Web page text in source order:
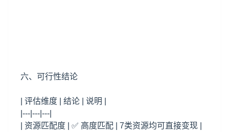
六、可行性结论
| 评估维度 | 结论 | 说明 |
|---|---|---|
| 资源匹配度 | ✅ 高度匹配 | 7类资源均可直接变现 |